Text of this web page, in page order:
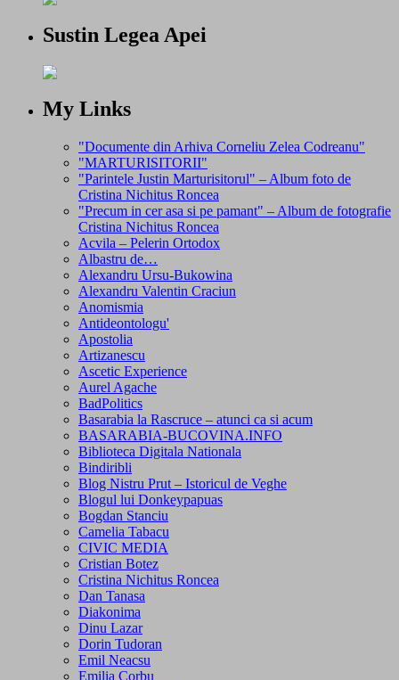
Sustin Legea Apei
My Links
"Documente din Arhiva Corneliu Zelea Codreanu"
"MARTURISITORII"
"Parintele Justin Marturisitorul" – Album foto de
Cristina Nichitus Roncea
"Precum in cer asa si pe pamant" – Album de fotografie
Cristina Nichitus Roncea
Acvila – Pelerin Ortodox
Albastru de…
Alexandru Ursu-Bukowina
Alexandru Valentin Craciun
Anomismia
Antideontologu'
Apostolia
Artizanescu
Ascetic Experience
Aurel Agache
BadPolitics
Basarabia la Rascruce – atunci ca si acum
BASARABIA-BUCOVINA.INFO
Biblioteca Digitala Nationala
Bindiribli
Blog Nistru Prut – Istoricul de Veghe
Blogul lui Donkeypapuas
Bogdan Stanciu
Camelia Tabacu
CIVIC MEDIA
Cristian Botez
Cristina Nichitus Roncea
Dan Tanasa
Diakonima
Dinu Lazar
Dorin Tudoran
Emil Neacsu
Emilia Corbu